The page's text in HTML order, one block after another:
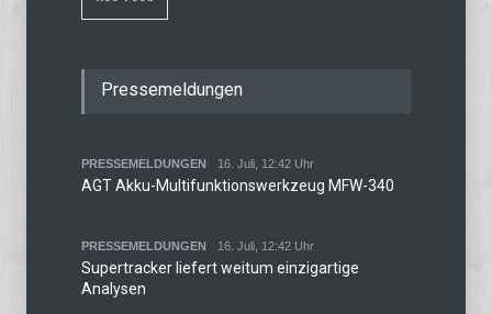
Pressemeldungen
PRESSEMELDUNGEN 16. Juli, 12:42 Uhr
AGT Akku-Multifunktionswerkzeug MFW-340
PRESSEMELDUNGEN 16. Juli, 12:42 Uhr
Supertracker liefert weitum einzigartige
Analysen